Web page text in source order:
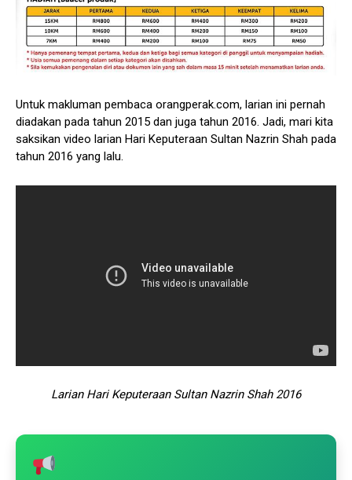
Untuk makluman pembaca orangperak.com, larian ini pernah
diadakan pada tahun 2015 dan juga tahun 2016. Jadi, mari kita
saksikan video larian Hari Keputeraan Sultan Nazrin Shah pada
tahun 2016 yang lalu.
Larian Hari Keputeraan Sultan Nazrin Shah 2016